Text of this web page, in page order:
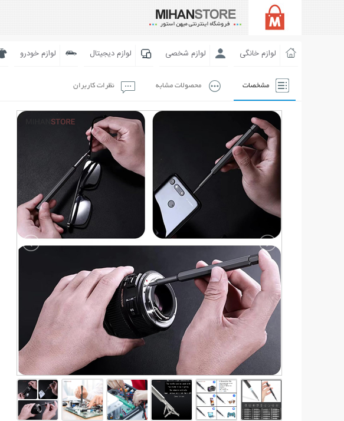
لوازم خانگی لوازم شخصی لوازم دیجیتال لوازم خودرو
مشخصات محصولات مشابه نظرات کاربران